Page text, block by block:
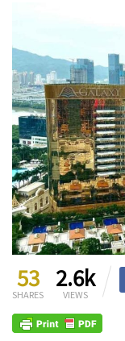
53
SHARES
2.6k
VIEWS